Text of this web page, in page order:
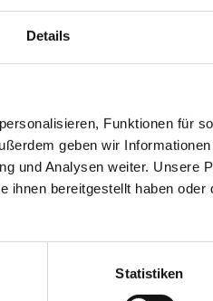
Details
Funktionen für
geben wir
und Analysen weiter. Unsere
ihnen bereitgestellt haben
Statistiken
„Ammerland“, der
Nordseeinsel-
anschließend mit
die kostenlose
für alle